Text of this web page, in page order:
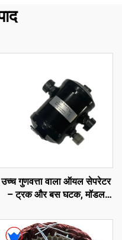
उच्च गुणवत्ता वाला ऑयल सेपरेटर
– ट्रक और बस घटक, मॉडल
ट्रांसीकोल्ड एक्सारियोस
300/350/ विएंटो 300